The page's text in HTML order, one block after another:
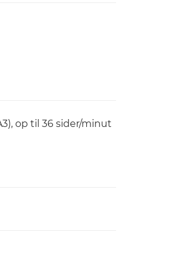
op til 36 sider/minut